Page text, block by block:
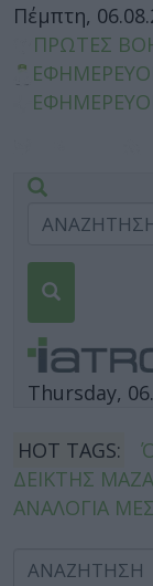
Πέμπτη,
ΠΡΩΤΕΣ
Thursday,
HOT TAGS:
ΔΕΙΚΤΗΣ
ΑΝΑΛΟΓΙΑ